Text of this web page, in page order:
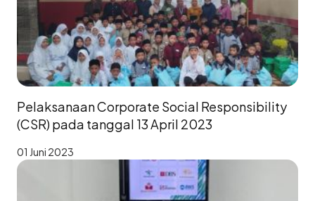
Pelaksanaan Corporate Social Responsibility
(CSR) pada tanggal 13 April 2023
01 Juni 2023